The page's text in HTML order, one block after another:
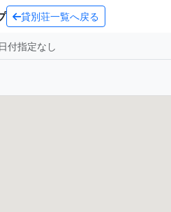
貸別荘一覧へ戻る
付指定なし